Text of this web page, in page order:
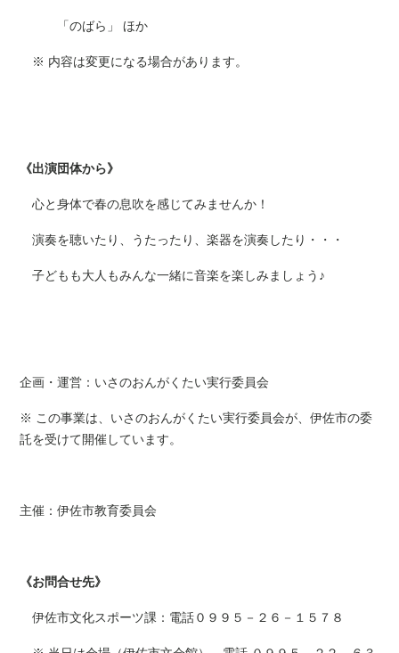
「のばら」 ほか
※ 内容は変更になる場合があります。
《出演団体から》
心と身体で春の息吹を感じてみませんか！
演奏を聴いたり、うたったり、楽器を演奏したり・・・
子どもも大人もみんな一緒に音楽を楽しみましょう♪
企画・運営：いさのおんがくたい実行委員会
※ この事業は、いさのおんがくたい実行委員会が、伊佐市の委
託を受けて開催しています。
主催：伊佐市教育委員会
《お問合せ先》
伊佐市文化スポーツ課：電話０９９５－２６－１５７８